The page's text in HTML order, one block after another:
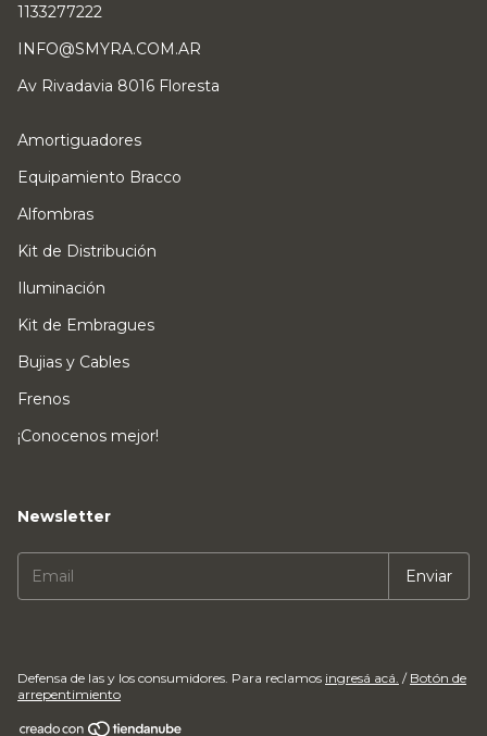
1133277222
INFO@SMYRA.COM.AR
Av Rivadavia 8016 Floresta
Amortiguadores
Equipamiento Bracco
Alfombras
Kit de Distribución
Iluminación
Kit de Embragues
Bujias y Cables
Frenos
¡Conocenos mejor!
Newsletter
Defensa de las y los consumidores. Para reclamos ingresá acá. / Botón de
arrepentimiento